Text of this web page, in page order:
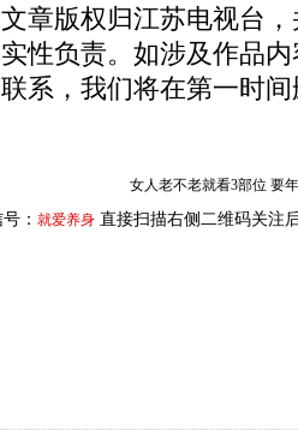
章版权归江苏电视台
性负责。如涉及作品
系，我们将在第一时
女人老不老就看3部位 要
： 就爱养身 直接扫描右侧二维码关注